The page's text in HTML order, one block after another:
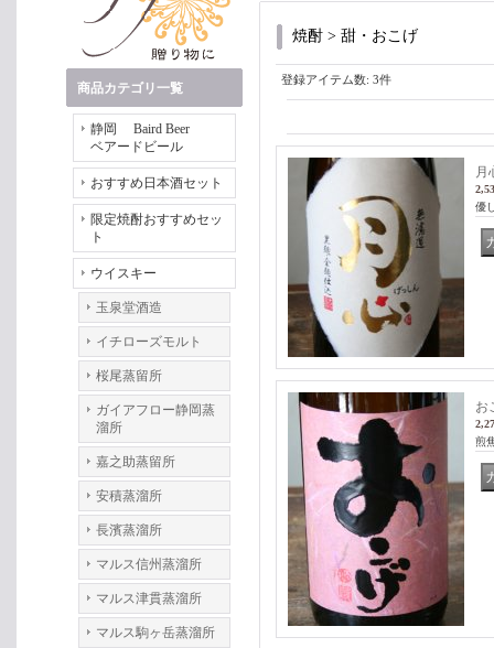
商品カテゴリ一覧
静岡 Baird Beer
ベアードビール
おすすめ日本酒セット
限定焼酎おすすめセッ
ト
ウイスキー
玉泉堂酒造
イチローズモルト
桜尾蒸留所
ガイアフロー静岡蒸
溜所
嘉之助蒸留所
安積蒸溜所
長濱蒸溜所
マルス信州蒸溜所
マルス津貫蒸溜所
マルス駒ヶ岳蒸溜所
焼酎 > 甜・おこげ
登録アイテム数: 3件
月
優
お
煎